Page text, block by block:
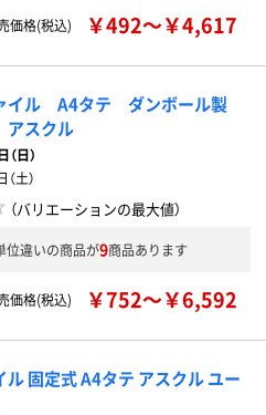
価格(税込) ￥492～￥4,617
イル A4タテ ダンボール製
スクル
日）
土）
（バリエーションの最大値）
位違いの商品が9商品あります
価格(税込) ￥752～￥6,592
ル 固定式 A4タテ アスクル ユー